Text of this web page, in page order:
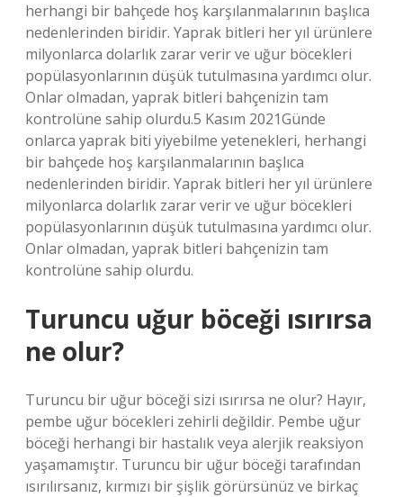
herhangi bir bahçede hoş karşılanmalarının başlıca
nedenlerinden biridir. Yaprak bitleri her yıl ürünlere
milyonlarca dolarlık zarar verir ve uğur böcekleri
popülasyonlarının düşük tutulmasına yardımcı olur.
Onlar olmadan, yaprak bitleri bahçenizin tam
kontrolüne sahip olurdu.5 Kasım 2021Günde
onlarca yaprak biti yiyebilme yetenekleri, herhangi
bir bahçede hoş karşılanmalarının başlıca
nedenlerinden biridir. Yaprak bitleri her yıl ürünlere
milyonlarca dolarlık zarar verir ve uğur böcekleri
popülasyonlarının düşük tutulmasına yardımcı olur.
Onlar olmadan, yaprak bitleri bahçenizin tam
kontrolüne sahip olurdu.
Turuncu uğur böceği ısırırsa
ne olur?
Turuncu bir uğur böceği sizi ısırırsa ne olur? Hayır,
pembe uğur böcekleri zehirli değildir. Pembe uğur
böceği herhangi bir hastalık veya alerjik reaksiyon
yaşamamıştır. Turuncu bir uğur böceği tarafından
ısırılırsanız, kırmızı bir şişlik görürsünüz ve birkaç